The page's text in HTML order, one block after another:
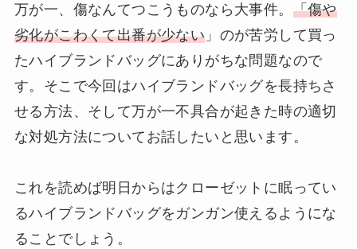
万が一、傷なんてつこうものなら大事件。 「傷や
劣化がこわくて出番が少ない 」のが苦労して買っ
たハイブランドバッグにありがちな問題なので
す。そこで今回はハイブランドバッグを長持ちさ
せる方法、そして万が一不具合が起きた時の適切
な対処方法についてお話したいと思います。
これを読めば明日からはクローゼットに眠ってい
るハイブランドバッグをガンガン使えるようにな
ることでしょう。